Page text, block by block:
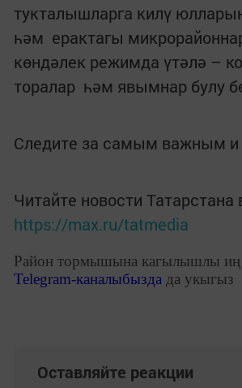
тукталышларга килү
һәм ерактагы
көндәлек режимда үтәлә –
торалар һәм явымнар булу
Следите за самым важным и
Читайте новости
https://max.ru/tatmedia
Район тормышына кагылышлы
Telegram-каналыбызда да укыгыз
Оставляйте реакции